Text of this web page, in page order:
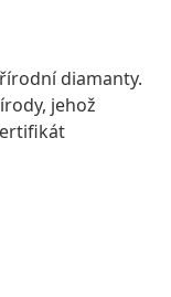
diamanty.
jehož